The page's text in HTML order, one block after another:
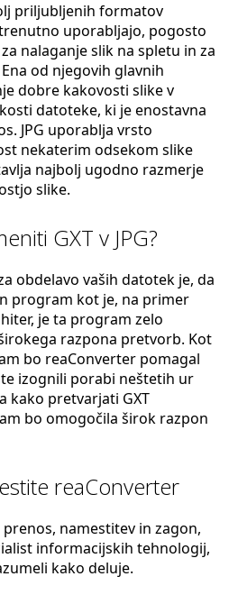
priljubljenih formatov
uporabljajo, pogosto
nalaganje slik na spletu in za
od njegovih glavnih
dobre kakovosti slike v
datoteke, ki je enostavna
JPG uporablja vrsto
nekaterim odsekom slike
najbolj ugodno razmerje
slike.
GXT v JPG?
obdelavo vaših datotek je, da
program kot je, na primer
je ta program zelo
razpona pretvorb. Kot
bo reaConverter pomagal
izognili porabi neštetih ur
kako pretvarjati GXT
bo omogočila širok razpon
reaConverter
namestitev in zagon,
informacijskih tehnologij,
kako deluje.